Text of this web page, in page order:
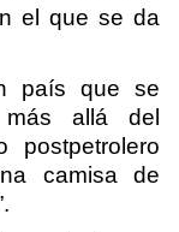
el que se da
país que se
allá del
postpetrolero
camisa de